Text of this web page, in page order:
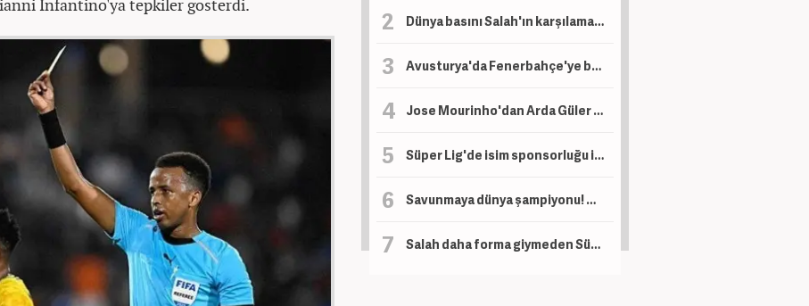
Infantino'ya tepkiler gösterdi.
Dünya basını Salah'ın karşılamasını konuşuyor!
Avusturya'da Fenerbahçe'ye büyük övgü: Kazan gibi atmosferde şans yoktu
Jose Mourinho'dan Arda Güler isyanı! 'İzin verin'
Süper Lig'de isim sponsorluğu için flaş gelişme: 2 yıllık anlaşma
Savunmaya dünya şampiyonu! Hakan'ın takım arkadaşı için teklif
Salah daha forma giymeden Süper Lig tarihine adını yazdırdı! Osimhen'i geride bıraktı